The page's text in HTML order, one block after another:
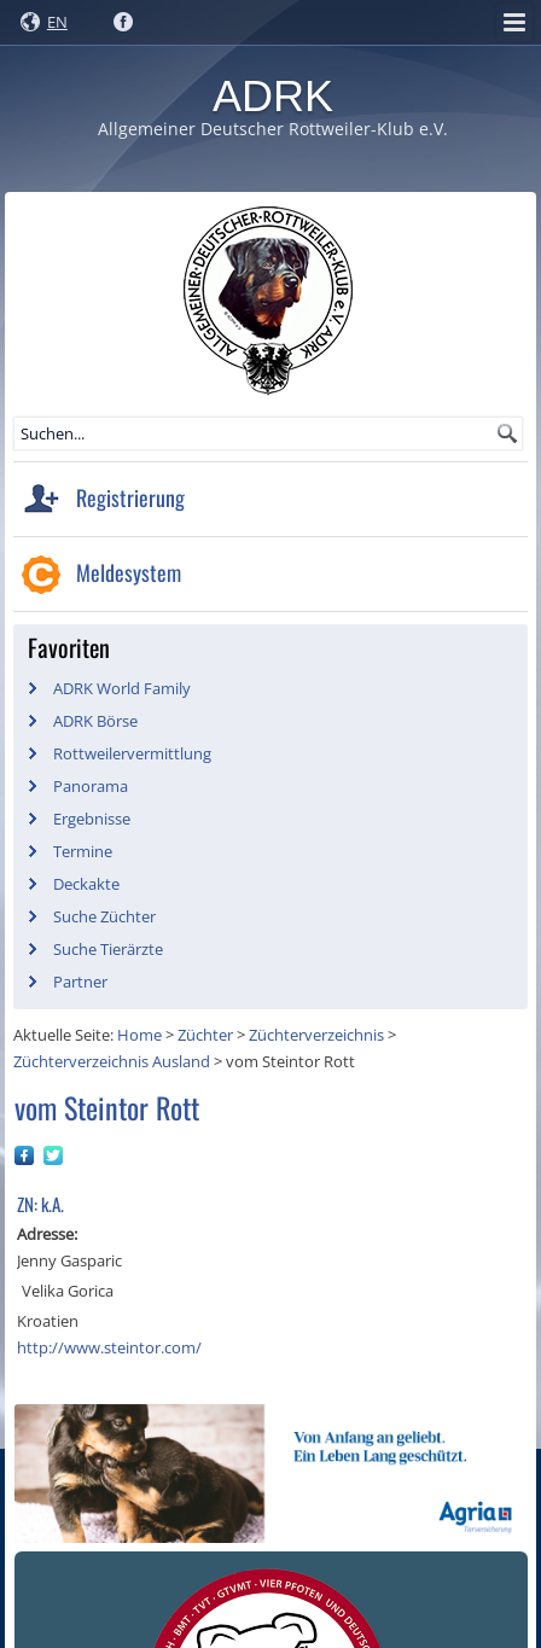
EN
ADRK
Allgemeiner Deutscher Rottweiler-Klub e.V.
Registrierung
Meldesystem
Favoriten
ADRK World Family
ADRK Börse
Rottweilervermittlung
Panorama
Ergebnisse
Termine
Deckakte
Suche Züchter
Suche Tierärzte
Partner
Aktuelle Seite: Home>Züchter>Züchterverzeichnis>
Züchterverzeichnis Ausland >vom Steintor Rott
vom Steintor Rott
ZN: k.A.
Adresse:
Jenny Gasparic
Velika Gorica
Kroatien
http://www.steintor.com/